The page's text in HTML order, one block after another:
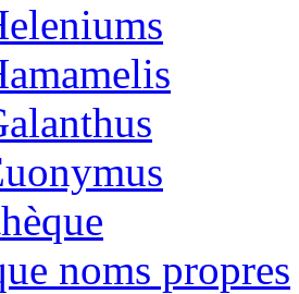
noms propres